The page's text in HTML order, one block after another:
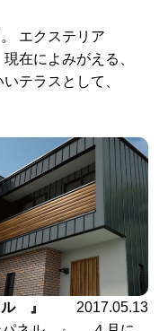
。 エクステリア
によみがえる、
テラスとして、
ル 』
2017.05.13